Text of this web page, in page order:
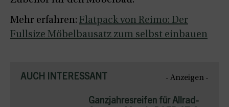
Mehr erfahren: Flatpack von Reimo: Der
Fullsize Möbelbausatz zum selbst einbauen
AUCH INTERESSANT - Anzeigen -
Ganzjahresreifen für Allrad-